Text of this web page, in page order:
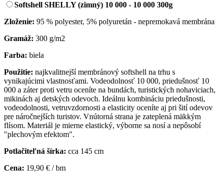
Softshell SHELLY (zimný) 10 000 - 10 000 300g
Zloženie: 95 % polyester, 5% polyuretán - nepremokavá membrána
Gramáž: 300 g/m2
Farba: biela
Použitie: najkvalitnejší membránový softshell na trhu s
vynikajúcimi vlastnosťami. Vodeodolnosť 10 000, priedušnosť 10
000 a záter proti vetru oceníte na bundách, turistických nohaviciach,
mikinách aj detských odevoch. Ideálnu kombináciu priedušnosti,
vodeodolnosti, vetruvzdornosti a elasticity oceníte aj pri šití odevov
pre náročnejších turistov. Vnútorná strana je zateplená mäkkým
flísom. Materiál je mierne elastický, výborne sa nosí a nepôsobí
"plechovým efektom".
Potlačiteľná šírka: cca 145 cm
Cena: 19,90 € / bm